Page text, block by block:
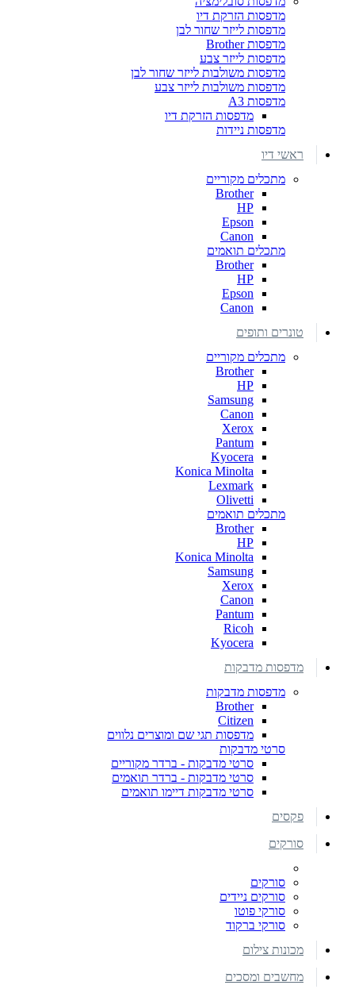
מדפסות הזרקת דיו
מדפסות לייזר שחור לבן
מדפסות Brother
מדפסות לייזר צבע
מדפסות משולבות לייזר שחור לבן
מדפסות משולבות לייזר צבע
מדפסות A3
מדפסות הזרקת דיו
מדפסות ניידות
ראשי דיו
מתכלים מקוריים
Brother
HP
Epson
Canon
מתכלים תואמים
Brother
HP
Epson
Canon
טונרים ותופים
מתכלים מקוריים
Brother
HP
Samsung
Canon
Xerox
Pantum
Kyocera
Konica Minolta
Lexmark
Olivetti
מתכלים תואמים
Brother
HP
Konica Minolta
Samsung
Xerox
Canon
Pantum
Ricoh
Kyocera
מדפסות מדבקות
מדפסות מדבקות
Brother
Citizen
מדפסות תגי שם ומוצרים נלווים
סרטי מדבקות
סרטי מדבקות - ברדר מקוריים
סרטי מדבקות - ברדר תואמים
סרטי מדבקות דיימו תואמים
פקסים
סורקים
סורקים
סורקים ניידים
סורקי פוטו
סורקי ברקוד
מכונות צילום
מחשבים ומסכים